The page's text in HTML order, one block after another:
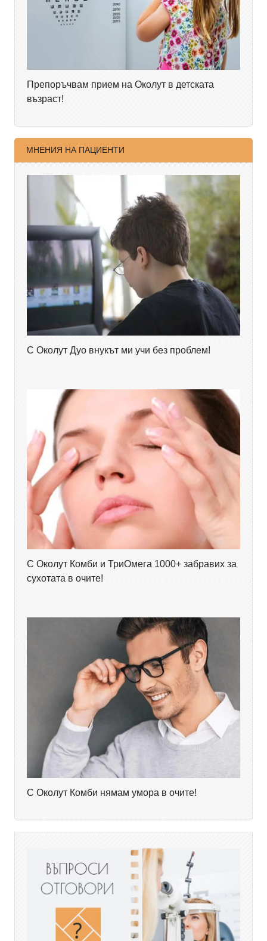
Препоръчвам прием на Околут в детската
възраст!
МНЕНИЯ НА ПАЦИЕНТИ
С Околут Дуо внукът ми учи без проблем!
С Околут Комби и ТриОмега 1000+ забравих за
сухотата в очите!
С Околут Комби нямам умора в очите!